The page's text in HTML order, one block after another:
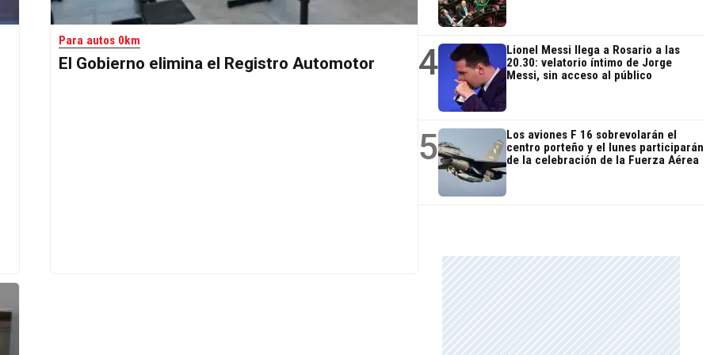
Para autos 0km
El Gobierno elimina el Registro Automotor 4
Lionel Messi llega a Rosario a las
20.30: velatorio íntimo de Jorge
Messi, sin acceso al público
5
Los aviones F 16 sobrevolarán el
centro porteño y el lunes participarán
de la celebración de la Fuerza Aérea